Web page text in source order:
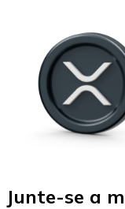
Junte-se a